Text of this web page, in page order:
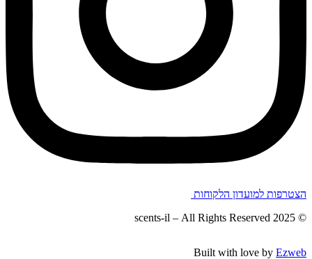
הצטרפות למועדון הלקוחות
© 2025 scents-il
– All Rights Reserved
Built with love by Ezweb